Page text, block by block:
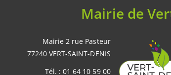
Mairie de
Mairie 2 rue Pasteur
77240 VERT-SAINT-DENIS
Tél. : 01 64 10 59 00